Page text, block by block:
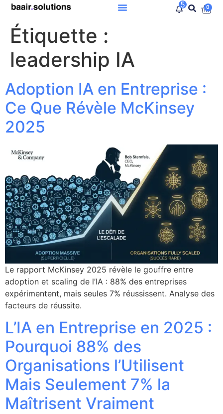
5 0
Étiquette :
leadership IA
Adoption IA en Entreprise :
Ce Que Révèle McKinsey
2025
Le rapport McKinsey 2025 révèle le gouffre entre
adoption et scaling de l’IA : 88% des entreprises
expérimentent, mais seules 7% réussissent. Analyse des
facteurs de réussite.
L’IA en Entreprise en 2025 :
Pourquoi 88% des
Organisations l’Utilisent
Mais Seulement 7% la
Maîtrisent Vraiment